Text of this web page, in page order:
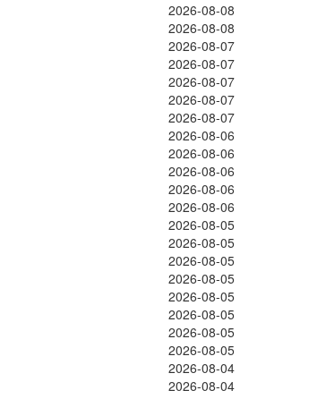
2026-08-08
2026-08-08
2026-08-07
2026-08-07
2026-08-07
2026-08-07
2026-08-07
2026-08-06
2026-08-06
2026-08-06
2026-08-06
2026-08-06
2026-08-05
2026-08-05
2026-08-05
2026-08-05
2026-08-05
2026-08-05
2026-08-05
2026-08-05
2026-08-04
2026-08-04